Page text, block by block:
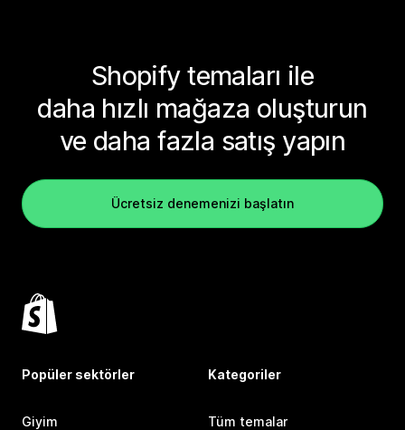
Shopify temaları ile
daha hızlı mağaza oluşturun
ve daha fazla satış yapın
Ücretsiz denemenizi başlatın
Popüler sektörler
Giyim
Kategoriler
Tüm temalar